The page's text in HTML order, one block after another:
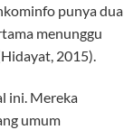
punya dua
menunggu
2015).
ini. Mereka
umum